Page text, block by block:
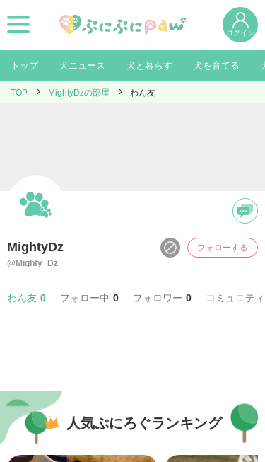
ログイン
トップ 犬ニュース 犬と暮らす 犬を育てる
TOP MightyDzの部屋 わん友
MightyDz
@Mighty_Dz
フォローする
わん友 0 フォロー中 0 フォロワー 0 コミュニティ
人気ぷにろぐランキング